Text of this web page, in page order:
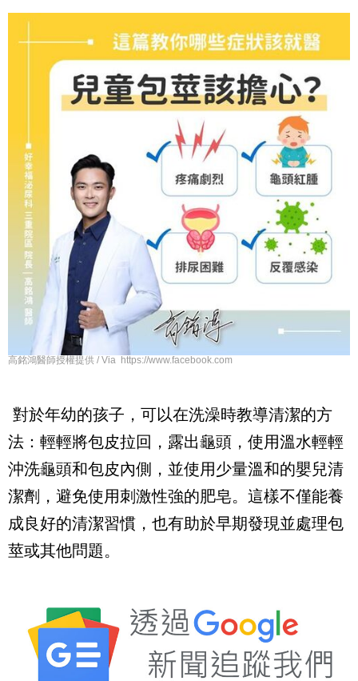
高銘鴻醫師授權提供 / Via https://www.facebook.com
對於年幼的孩子，可以在洗澡時教導清潔的方
法：輕輕將包皮拉回，露出龜頭，使用溫水輕輕
沖洗龜頭和包皮內側，並使用少量溫和的嬰兒清
潔劑，避免使用刺激性強的肥皂。這樣不僅能養
成良好的清潔習慣，也有助於早期發現並處理包
莖或其他問題。